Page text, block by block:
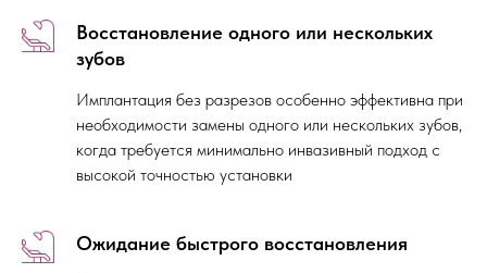
Восстановление одного или нескольких
зубов
Имплантация без разрезов особенно эффективна при
необходимости замены одного или нескольких зубов,
когда требуется минимально инвазивный подход с
высокой точностью установки
Ожидание быстрого восстановления